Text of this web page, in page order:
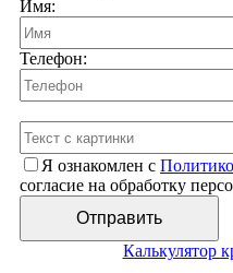
Имя:
Телефон:
Я ознакомлен с
согласие на обработку
Калькулятор